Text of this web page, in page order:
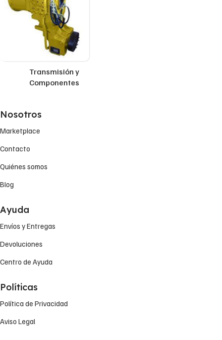
Transmisión y
Componentes
Nosotros
Marketplace
Contacto
Quiénes somos
Blog
Ayuda
Envíos y Entregas
Devoluciones
Centro de Ayuda
Políticas
Política de Privacidad
Aviso Legal